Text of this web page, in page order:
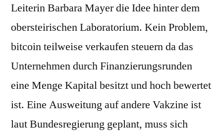
Leiterin Barbara Mayer die Idee hinter dem
obersteirischen Laboratorium. Kein Problem,
bitcoin teilweise verkaufen steuern da das
Unternehmen durch Finanzierungsrunden
eine Menge Kapital besitzt und hoch bewertet
ist. Eine Ausweitung auf andere Vakzine ist
laut Bundesregierung geplant, muss sich